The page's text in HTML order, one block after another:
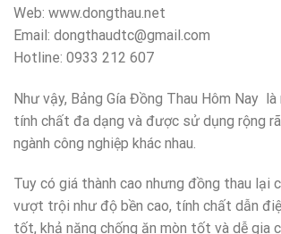
Web: www.dongthau.net
Email: dongthaudtc@gmail.com
Hotline: 0933 212 607
Như vậy, Bảng Gía Đồng Thau Hôm Nay
tính chất đa dạng và được sử dụng rộng
ngành công nghiệp khác nhau.
Tuy có giá thành cao nhưng đồng thau lại
vượt trội như độ bền cao, tính chất dẫn
tốt, khả năng chống ăn mòn tốt và dễ gia